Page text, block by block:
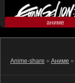
аниме
Anime-share » Аниме